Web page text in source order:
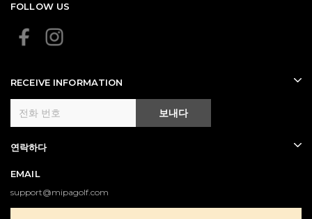
FOLLOW US
RECEIVE INFORMATION
보내다
연락하다
EMAIL
support@mipagolf.com